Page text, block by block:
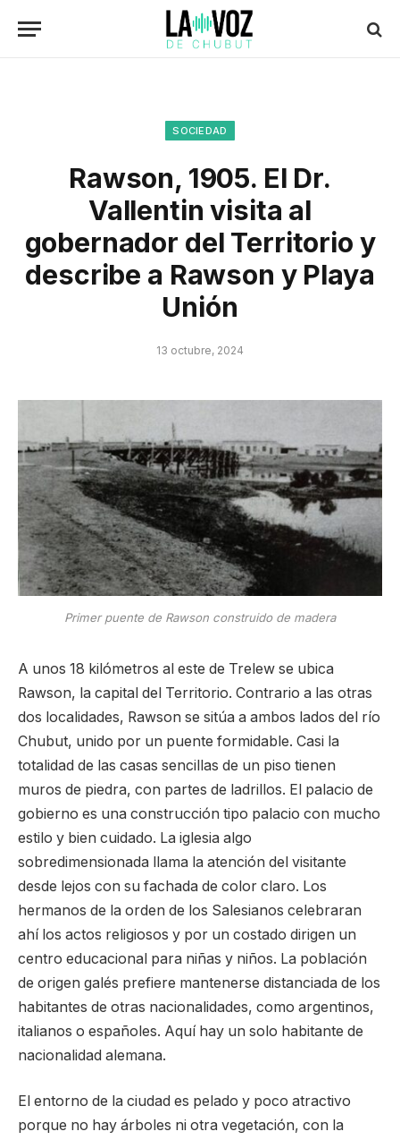
SOCIEDAD
Rawson, 1905. El Dr.
Vallentin visita al
gobernador del Territorio y
describe a Rawson y Playa
Unión
13 octubre, 2024
Primer puente de Rawson construido de madera
A unos 18 kilómetros al este de Trelew se ubica
Rawson, la capital del Territorio. Contrario a las otras
dos localidades, Rawson se sitúa a ambos lados del río
Chubut, unido por un puente formidable. Casi la
totalidad de las casas sencillas de un piso tienen
muros de piedra, con partes de ladrillos. El palacio de
gobierno es una construcción tipo palacio con mucho
estilo y bien cuidado. La iglesia algo
sobredimensionada llama la atención del visitante
desde lejos con su fachada de color claro. Los
hermanos de la orden de los Salesianos celebraran
ahí los actos religiosos y por un costado dirigen un
centro educacional para niñas y niños. La población
de origen galés prefiere mantenerse distanciada de los
habitantes de otras nacionalidades, como argentinos,
italianos o españoles. Aquí hay un solo habitante de
nacionalidad alemana.
El entorno de la ciudad es pelado y poco atractivo
porque no hay árboles ni otra vegetación, con la